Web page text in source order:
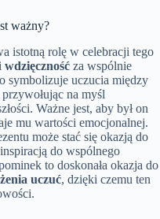
ważny?
istotną rolę w celebracji tego
wdzięczność za wspólnie
symbolizuje uczucia między
na myśl
Ważne jest, aby był on
mu wartości emocjonalnej.
może stać się okazją do
do wspólnego
to doskonała okazja do
uczuć, dzięki czemu ten